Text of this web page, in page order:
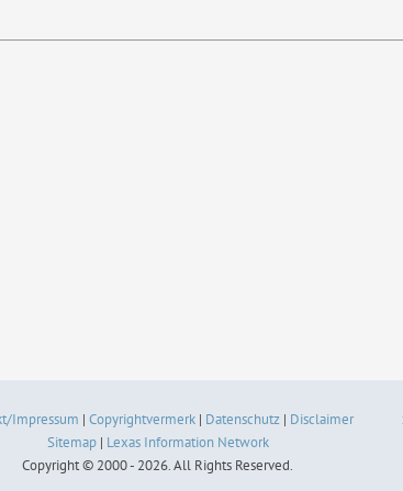
Impressum | Copyrightvermerk | Datenschutz | Disclaimer
Sitemap| Lexas Information Network
Copyright © 2000 - 2026. All Rights Reserved.